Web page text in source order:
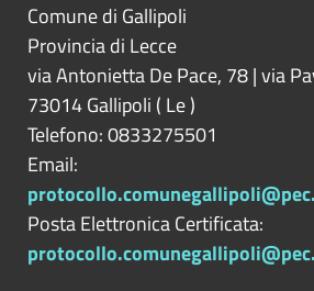
Comune di Gallipoli
Provincia di Lecce
via Antonietta De Pace, 78 | via
73014Gallipoli ( Le)
Telefono: 0833275501
Email:
Posta Elettronica Certificata: